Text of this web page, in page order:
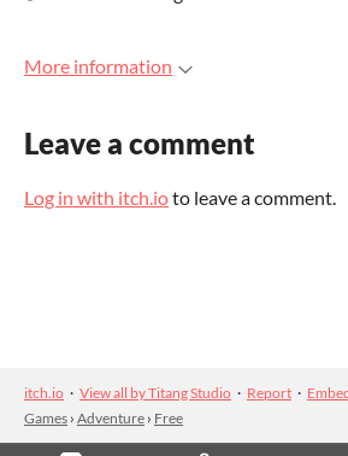
More information
Leave a comment
Log in with itch.ioto leave a comment.
itch.io · View all by Titang Studio · Report ·
Games › Adventure › Free